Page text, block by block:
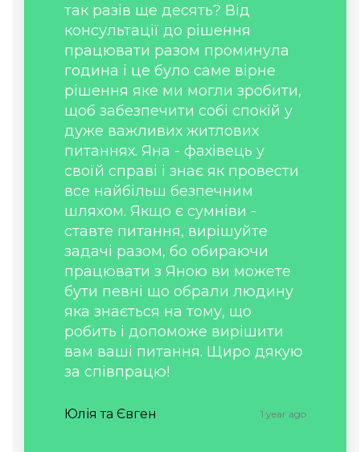
так разів ще десять? Від
консультації до рішення
працювати разом проминула
година і це було саме вірне
рішення яке ми могли зробити,
щоб забезпечити собі спокій у
дуже важливих житлових
питаннях. Яна - фахівець у
своїй справі і знає як провести
все найбільш безпечним
шляхом. Якщо є сумніви -
ставте питання, вирішуйте
задачі разом, бо обираючи
працювати з Яною ви можете
бути певні що обрали людину
яка знається на тому, що
робить і допоможе вирішити
вам ваші питання. Щиро дякую
за співпрацю!
Юлія та Євген 1 year ago